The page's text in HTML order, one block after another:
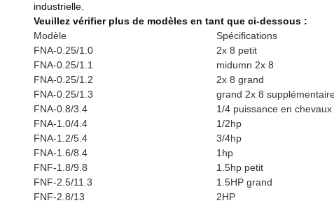
industrielle.
Veuillez vérifier plus de modèles en tant que ci-dessous :
Modèle
Spécifications
FNA-0.25/1.0
2x 8 petit
FNA-0.25/1.1
midumn 2x 8
FNA-0.25/1.2
2x 8 grand
FNA-0.25/1.3
grand 2x 8
FNA-0.8/3.4
1/4 puissance en chevaux
FNA-1.0/4.4
1/2hp
FNA-1.2/5.4
3/4hp
FNA-1.6/8.4
1hp
FNF-1.8/9.8
1.5hp petit
FNF-2.5/11.3
1.5HP grand
FNF-2.8/13
2HP